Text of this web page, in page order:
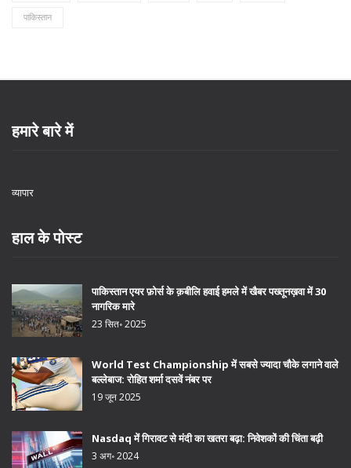
पाकिस्तान
हमारे बारे में
व्यापार
हाल के पोस्ट
पाकिस्तान एयर फ़ोर्स के क़बीलि हवाई हमले में खैबर पख्तूनख़वा में 30
नागरिक मारे
23 सित॰ 2025
World Test Championship में सबसे ज्यादा चौके लगाने वाले
बल्लेबाज: रोहित शर्मा दसवें नंबर पर
19 जून 2025
Nasdaq में गिरावट से मंदी का खतरा बढ़ा: निवेशकों की चिंता बढ़ी
3 अग॰ 2024